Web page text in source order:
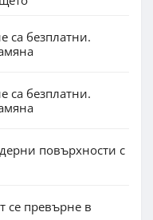
са безплатни.
са безплатни.
повърхности с
се превърне в